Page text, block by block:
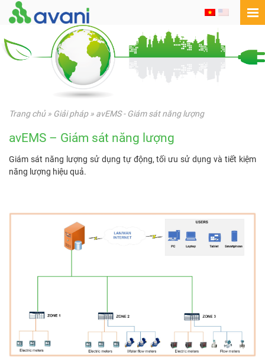
Trang chủ» Giải pháp» avEMS - Giám sát năng lượng
avEMS – Giám sát năng lượng
Giám sát năng lượng sử dụng tự động, tối ưu sử dụng và tiết kiệm
năng lượng hiệu quả.